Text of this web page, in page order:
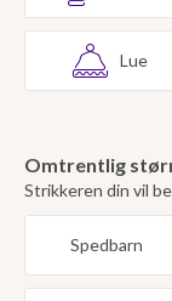
Lue
Omtrentlig
Strikkeren din vil
Spedbarn